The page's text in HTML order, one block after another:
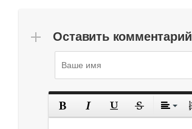
Оставить комментарий